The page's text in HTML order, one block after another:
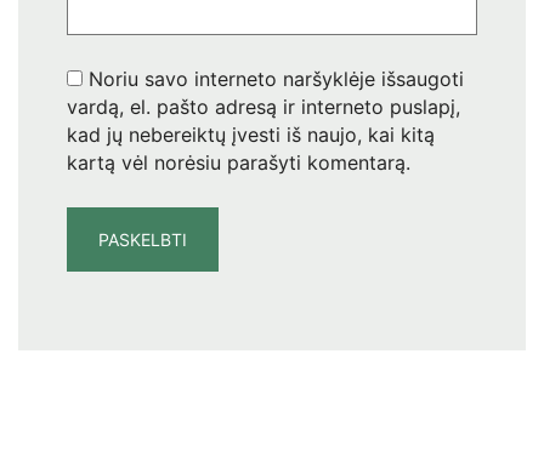
Noriu savo interneto naršyklėje išsaugoti
vardą, el. pašto adresą ir interneto puslapį,
kad jų nebereiktų įvesti iš naujo, kai kitą
kartą vėl norėsiu parašyti komentarą.